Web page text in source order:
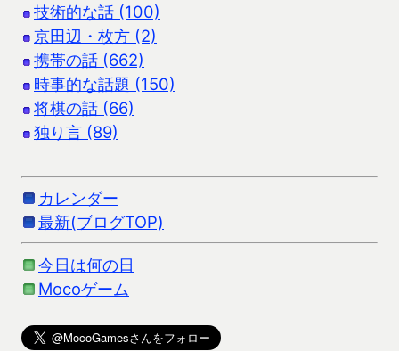
技術的な話 (100)
京田辺・枚方 (2)
携帯の話 (662)
時事的な話題 (150)
将棋の話 (66)
独り言 (89)
カレンダー
最新(ブログTOP)
今日は何の日
Mocoゲーム